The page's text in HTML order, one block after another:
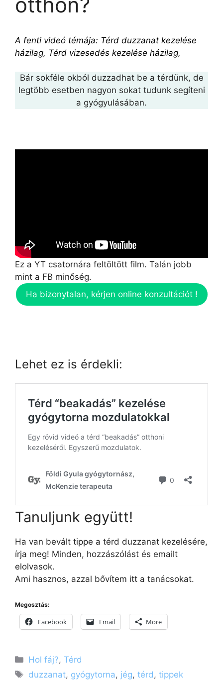
A fenti videó témája: Térd duzzanat kezelése
házilag, Térd vizesedés kezelése házilag,
Bár sokféle okból duzzadhat be a térdünk, de
legtöbb esetben nagyon sokat tudunk segíteni
a gyógyulásában.
Ez a YT csatornára feltöltött film. Talán jobb
mint a FB minőség.
Ha bizonytalan, kérjen online konzultációt !
Lehet ez is érdekli:
Tanuljunk együtt!
Ha van bevált tippe a térd duzzanat kezelésére,
írja meg! Minden, hozzászólást és emailt
elolvasok.
Ami hasznos, azzal bővítem itt a tanácsokat.
Megosztás:
Facebook Email More
Kategória
Hol fáj?,Térd
Címkék
duzzanat, gyógytorna, jég,térd,tippek